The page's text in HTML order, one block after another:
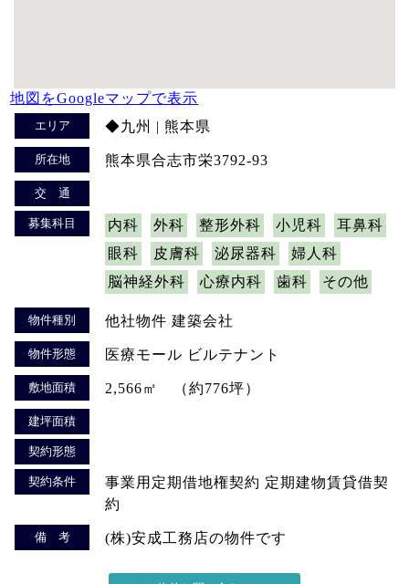
地図をGoogleマップで表示
エリア ◆九州 | 熊本県
所在地 熊本県合志市栄3792-93
交 通
募集科目 内科 外科 整形外科 小児科
耳鼻科
眼科
皮膚科 泌尿器科
婦人科
脳神経外科
心療内科 歯科 その他
物件種別 他社物件 建築会社
物件形態 医療モール ビルテナント
敷地面積 2,566㎡ （約776坪）
建坪面積
契約形態
契約条件
事業用定期借地権契約 定期建物賃貸借契
約
備 考 (株)安成工務店の物件です